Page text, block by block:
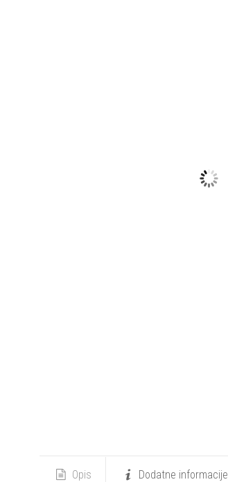
Opis Dodatne informacije